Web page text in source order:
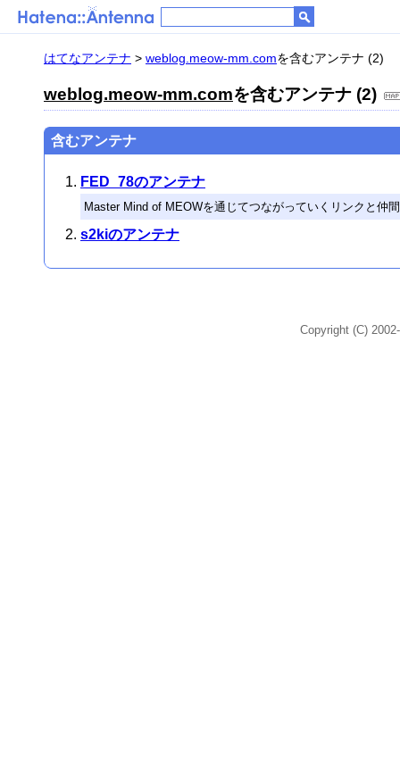
はてなアンテナ > weblog.meow-mm.comを含むアンテナ (2)
weblog.meow-mm.comを含むアンテナ (2)
含むアンテナ
FED_78のアンテナ
Master Mind of MEOWを通じてつながっていくリンクと仲
s2kiのアンテナ
Copyright (C)